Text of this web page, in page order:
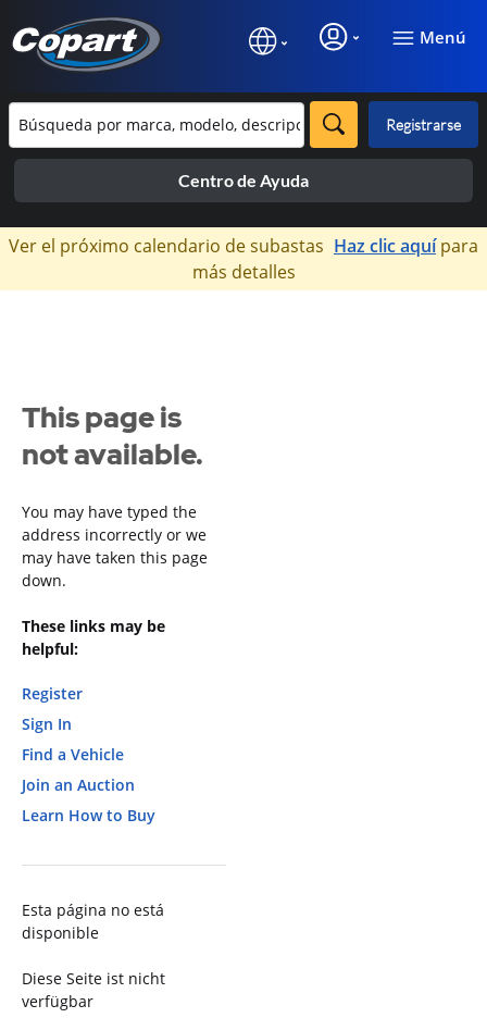
Menú
Registrarse
Centro de Ayuda
×
Ver el próximo calendario de subastas Haz clic aquípara
más detalles
This page is
not available.
You may have typed the
address incorrectly or we
may have taken this page
down.
These links may be
helpful:
Register
Sign In
Find a Vehicle
Join an Auction
Learn How to Buy
Esta página no está
disponible
Diese Seite ist nicht
verfügbar